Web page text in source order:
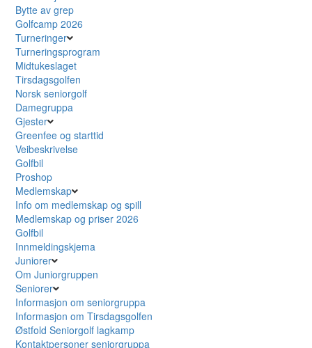
Bytte av grep
Golfcamp 2026
Turneringer
Turneringsprogram
Midtukeslaget
Tirsdagsgolfen
Norsk seniorgolf
Damegruppa
Gjester
Greenfee og starttid
Veibeskrivelse
Golfbil
Proshop
Medlemskap
Info om medlemskap og spill
Medlemskap og priser 2026
Golfbil
Innmeldingskjema
Juniorer
Om Juniorgruppen
Seniorer
Informasjon om seniorgruppa
Informasjon om Tirsdagsgolfen
Østfold Seniorgolf lagkamp
Kontaktpersoner seniorgruppa